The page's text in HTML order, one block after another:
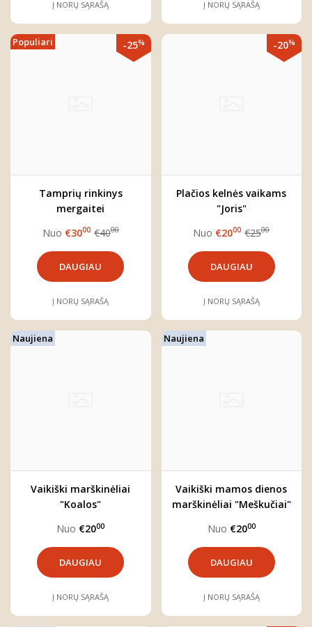
Į NORŲ SĄRAŠĄ Į NORŲ SĄRAŠĄ
Populiari -25%
Tamprių rinkinys
mergaitei
Nuo €3000 €4000
DAUGIAU
Į NORŲ SĄRAŠĄ
-20%
Plačios kelnės vaikams
"Joris"
Nuo €2000 €2500
DAUGIAU
Į NORŲ SĄRAŠĄ
Naujiena
Vaikiški marškinėliai
"Koalos"
Nuo €2000
DAUGIAU
Į NORŲ SĄRAŠĄ
Naujiena
Vaikiški mamos dienos
marškinėliai "Meškučiai"
Nuo €2000
DAUGIAU
Į NORŲ SĄRAŠĄ